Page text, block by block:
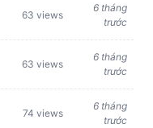
63 views
6 tháng
trước
63 views
6 tháng
trước
74 views
6 tháng
trước